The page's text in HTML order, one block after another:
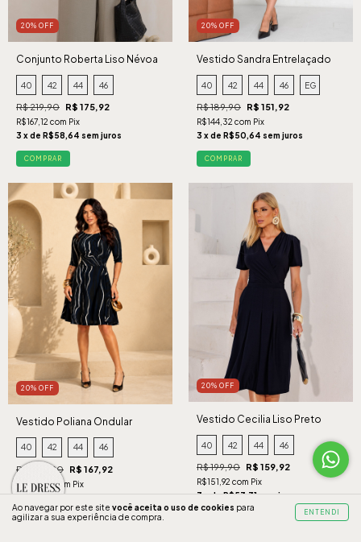
Ao navegar por este site você aceita o uso de cookies para
agilizar a sua experiência de compra.
ENTENDI
20% OFF
Conjunto Roberta Liso Névoa
40 42 44 46
R$ 219,90 R$ 175,92
R$167,12 com Pix
3 x de R$58,64 sem juros
COMPRAR
20% OFF
Vestido Sandra Entrelaçado
Preto
40 42 44 46 EG
R$ 189,90 R$ 151,92
R$144,32 com Pix
3 x de R$50,64 sem juros
COMPRAR
20% OFF
Vestido Poliana Ondular
Marinho
40 42 44 46
R$ 209,90 R$ 167,92
R$159,52 com Pix
3 x de R$55,97 sem juros
COMPRAR
20% OFF
Vestido Cecilia Liso Preto
40 42 44 46
R$ 199,90 R$ 159,92
R$151,92 com Pix
3 x de R$53,31 sem juros